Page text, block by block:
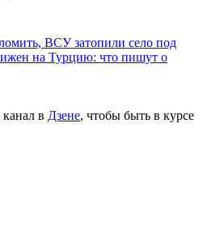
ВСУ затопили село под
на Турцию: что пишут о
в Дзене, чтобы быть в курсе